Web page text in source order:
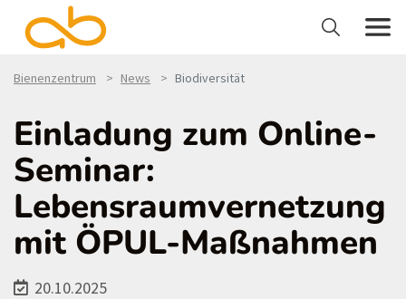
Bienenzentrum News Biodiversität
Einladung zum Online-
Seminar:
Lebensraumvernetzung
mit ÖPUL-Maßnahmen
20.10.2025